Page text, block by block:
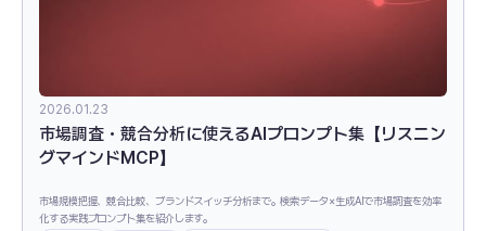
2026.01.23
市場調査・競合分析に使えるAIプロンプト集【リスニン
グマインドMCP】
市場規模把握、競合比較、ブランドスイッチ分析まで。検索データ×生成AIで市場調査を効率
化する実践プロンプト集を紹介します。